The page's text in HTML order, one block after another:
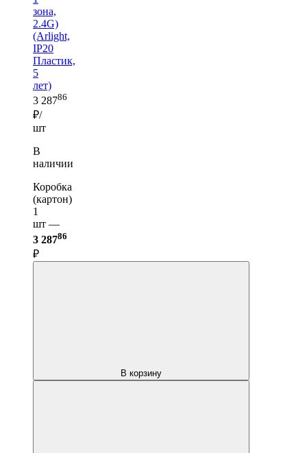
зона,
2.4G)
(Arlight,
IP20
Пластик,
5
лет)
3 28786
₽/
шт
В
наличии
Коробка
(картон)
1
шт —
3 28786
₽
В корзину